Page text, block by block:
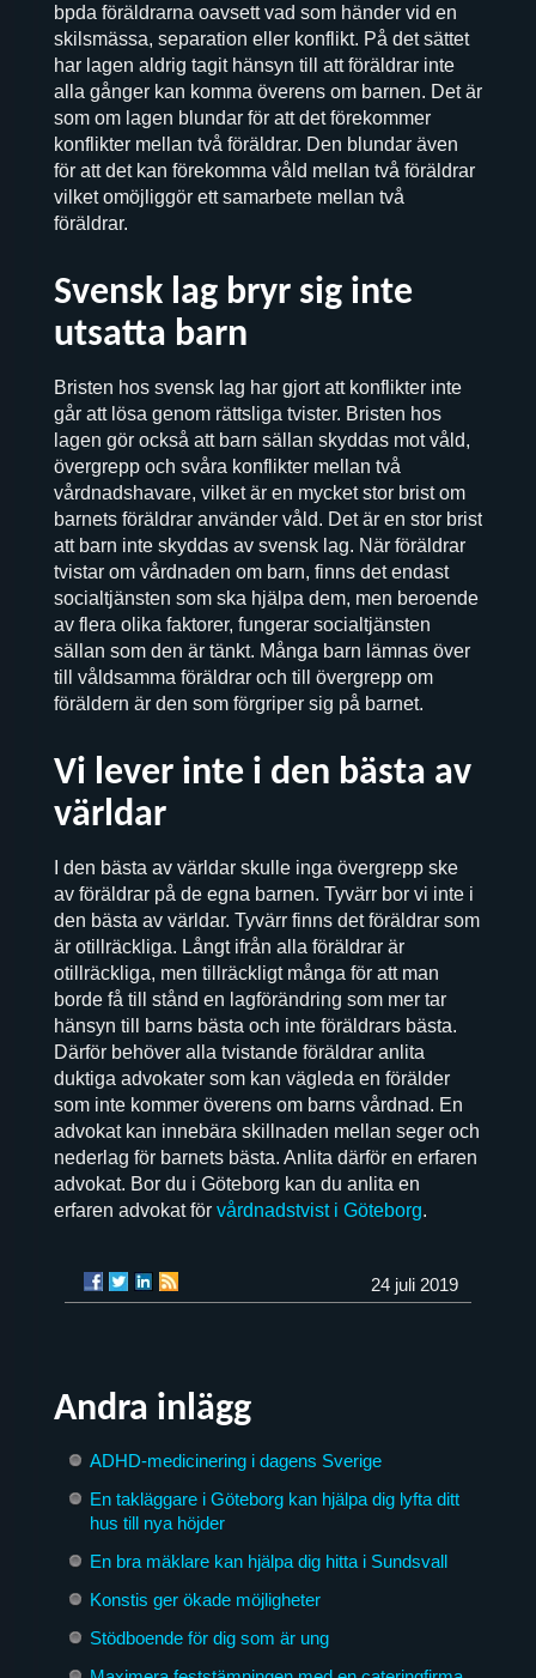
bpda föräldrarna oavsett vad som händer vid en
skilsmässa, separation eller konflikt. På det sättet
har lagen aldrig tagit hänsyn till att föräldrar inte
alla gånger kan komma överens om barnen. Det är
som om lagen blundar för att det förekommer
konflikter mellan två föräldrar. Den blundar även
för att det kan förekomma våld mellan två föräldrar
vilket omöjliggör ett samarbete mellan två
föräldrar.
Svensk lag bryr sig inte
utsatta barn
Bristen hos svensk lag har gjort att konflikter inte
går att lösa genom rättsliga tvister. Bristen hos
lagen gör också att barn sällan skyddas mot våld,
övergrepp och svåra konflikter mellan två
vårdnadshavare, vilket är en mycket stor brist om
barnets föräldrar använder våld. Det är en stor brist
att barn inte skyddas av svensk lag. När föräldrar
tvistar om vårdnaden om barn, finns det endast
socialtjänsten som ska hjälpa dem, men beroende
av flera olika faktorer, fungerar socialtjänsten
sällan som den är tänkt. Många barn lämnas över
till våldsamma föräldrar och till övergrepp om
föräldern är den som förgriper sig på barnet.
Vi lever inte i den bästa av
världar
I den bästa av världar skulle inga övergrepp ske
av föräldrar på de egna barnen. Tyvärr bor vi inte i
den bästa av världar. Tyvärr finns det föräldrar som
är otillräckliga. Långt ifrån alla föräldrar är
otillräckliga, men tillräckligt många för att man
borde få till stånd en lagförändring som mer tar
hänsyn till barns bästa och inte föräldrars bästa.
Därför behöver alla tvistande föräldrar anlita
duktiga advokater som kan vägleda en förälder
som inte kommer överens om barns vårdnad. En
advokat kan innebära skillnaden mellan seger och
nederlag för barnets bästa. Anlita därför en erfaren
advokat. Bor du i Göteborg kan du anlita en
erfaren advokat för vårdnadstvist i Göteborg.
24 juli 2019
Andra inlägg
ADHD-medicinering i dagens Sverige
En takläggare i Göteborg kan hjälpa dig lyfta ditt
hus till nya höjder
En bra mäklare kan hjälpa dig hitta i Sundsvall
Konstis ger ökade möjligheter
Stödboende för dig som är ung